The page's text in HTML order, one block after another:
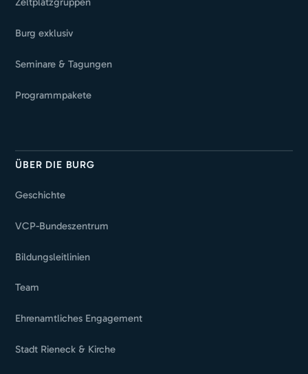
Burg exklusiv
Seminare & Tagungen
Programmpakete
ÜBER DIE BURG
Geschichte
VCP-Bundeszentrum
Bildungsleitlinien
Team
Ehrenamtliches Engagement
Stadt Rieneck & Kirche